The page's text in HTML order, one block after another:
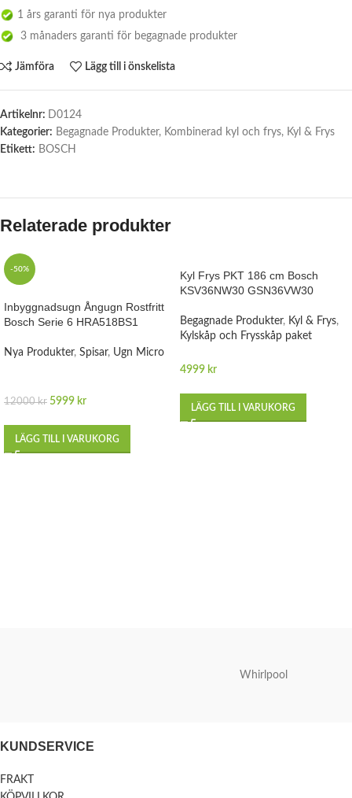
1 års garanti för nya produkter
3 månaders garanti för begagnade produkter
Jämföra Lägg till i önskelista
Artikelnr:
D0124
Kategorier: Begagnade Produkter, Kombinerad kyl och frys, Kyl & Frys
Etikett: BOSCH
Relaterade produkter
-50%
Inbyggnadsugn Ångugn Rostfritt
Bosch Serie 6 HRA518BS1
Nya Produkter, Spisar, Ugn Micro
12000kr 5999 kr
LÄGG TILL I VARUKORG
Kyl Frys PKT 186 cm Bosch
KSV36NW30 GSN36VW30
Begagnade Produkter, Kyl & Frys,
Kylskåp och Frysskåp paket
4999 kr
LÄGG TILL I VARUKORG
Whirlpool
KUNDSERVICE
FRAKT